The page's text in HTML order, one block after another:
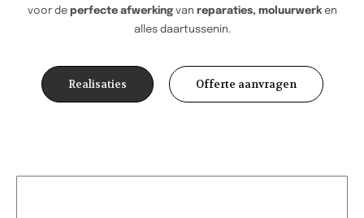
voor de perfecte afwerkingvan reparaties, moluurwerken
alles daartussenin.
Realisaties Offerte aanvragen